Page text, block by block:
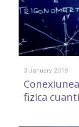
3 January 2019
fizica